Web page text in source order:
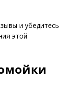
и убедитесь
этой